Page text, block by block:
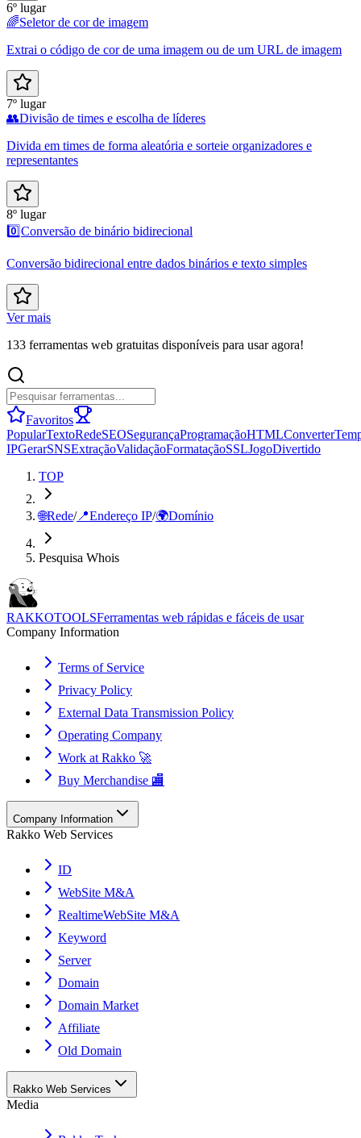
6º lugar
🌈Seletor de cor de imagem
Extrai o código de cor de uma imagem ou de um URL de imagem
7º lugar
👥Divisão de times e escolha de líderes
Divida em times de forma aleatória e sorteie organizadores e
representantes
8º lugar
0️⃣Conversão de binário bidirecional
Conversão bidirecional entre dados binários e texto simples
Ver mais
133 ferramentas web gratuitas disponíveis para usar agora!
Favoritos
PopularTextoRedeSEOSegurançaProgramaçãoHTMLConverter
IPGerarSNSExtraçãoValidaçãoFormataçãoSSLJogoDivertido
TOP
🌐Rede/📍Endereço IP/🌍Domínio
Pesquisa Whois
RAKKOTOOLSFerramentas web rápidas e fáceis de usar
Company Information
Terms of Service
Privacy Policy
External Data Transmission Policy
Operating Company
Work at Rakko 🚀
Buy Merchandise 🏬
Company Information
Rakko Web Services
ID
WebSite M&A
RealtimeWebSite M&A
Keyword
Server
Domain
Domain Market
Affiliate
Old Domain
Rakko Web Services
Media